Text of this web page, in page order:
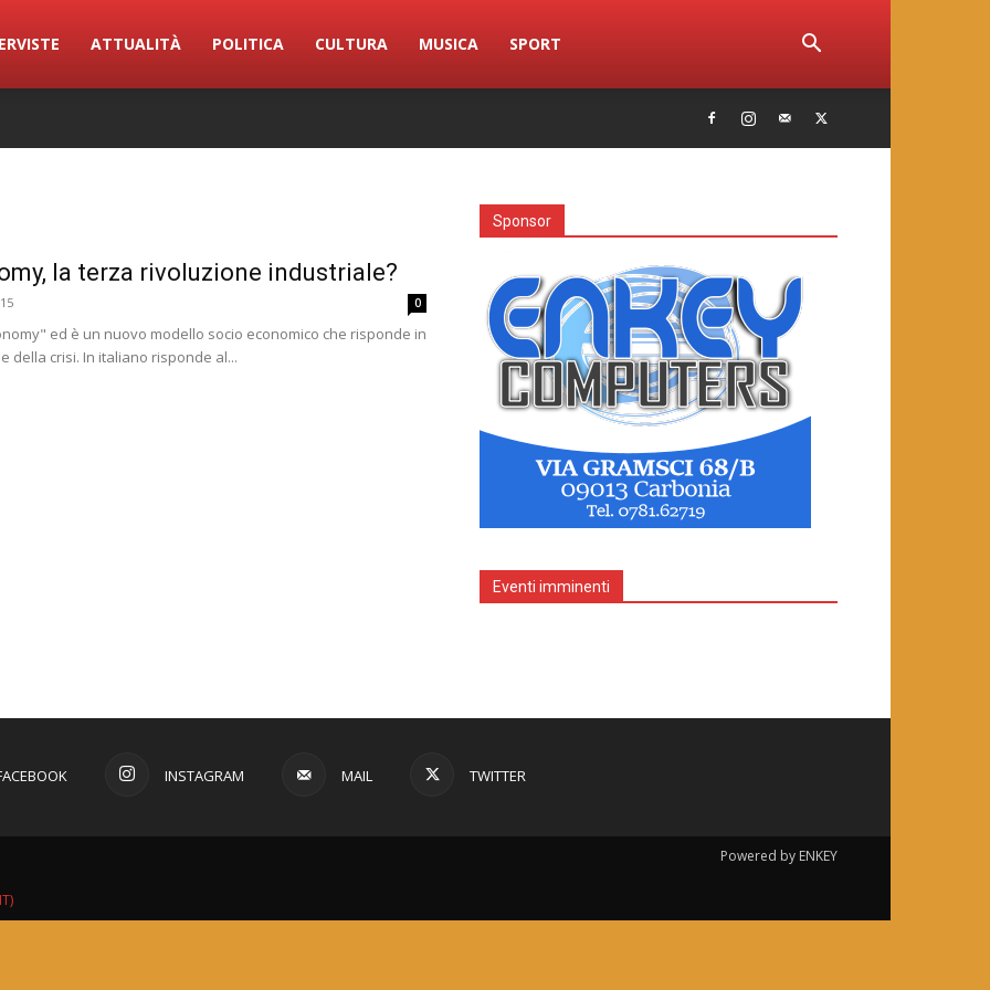
ATTUALITÀ POLITICA CULTURA MUSICA SPORT
la terza rivoluzione industriale?
0
ed è un nuovo modello socio economico che risponde in
della crisi. In italiano risponde al...
Sponsor
Eventi imminenti
INSTAGRAM MAIL TWITTER
Powered by ENKEY